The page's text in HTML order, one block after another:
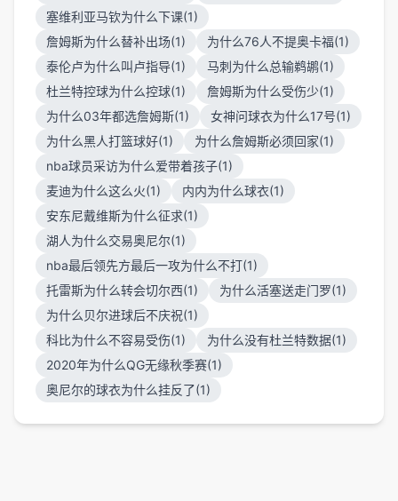
塞维利亚马钦为什么下课(1)
詹姆斯为什么替补出场(1)
为什么76人不提奥卡福(1)
泰伦卢为什么叫卢指导(1)
马刺为什么总输鹈鹕(1)
杜兰特控球为什么控球(1)
詹姆斯为什么受伤少(1)
为什么03年都选詹姆斯(1)
女神问球衣为什么17号(1)
为什么黑人打篮球好(1)
为什么詹姆斯必须回家(1)
nba球员采访为什么爱带着孩子(1)
麦迪为什么这么火(1)
内内为什么球衣(1)
安东尼戴维斯为什么征求(1)
湖人为什么交易奥尼尔(1)
nba最后领先方最后一攻为什么不打(1)
托雷斯为什么转会切尔西(1)
为什么活塞送走门罗(1)
为什么贝尔进球后不庆祝(1)
科比为什么不容易受伤(1)
为什么没有杜兰特数据(1)
2020年为什么QG无缘秋季赛(1)
奥尼尔的球衣为什么挂反了(1)